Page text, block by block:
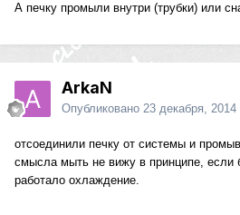
А печку промыли внутри (трубки) или
ArkaN
Опубликовано 23 декабря, 2014
отсоединили печку от системы и
смысла мыть не вижу в принципе, если
работало охлаждение.